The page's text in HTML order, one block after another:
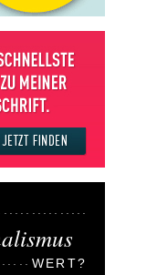
WERT?